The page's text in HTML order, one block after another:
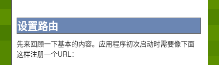
设置路由
先来回顾一下基本的内容。应用程序初次启动时需要像下面
这样注册一个URL：